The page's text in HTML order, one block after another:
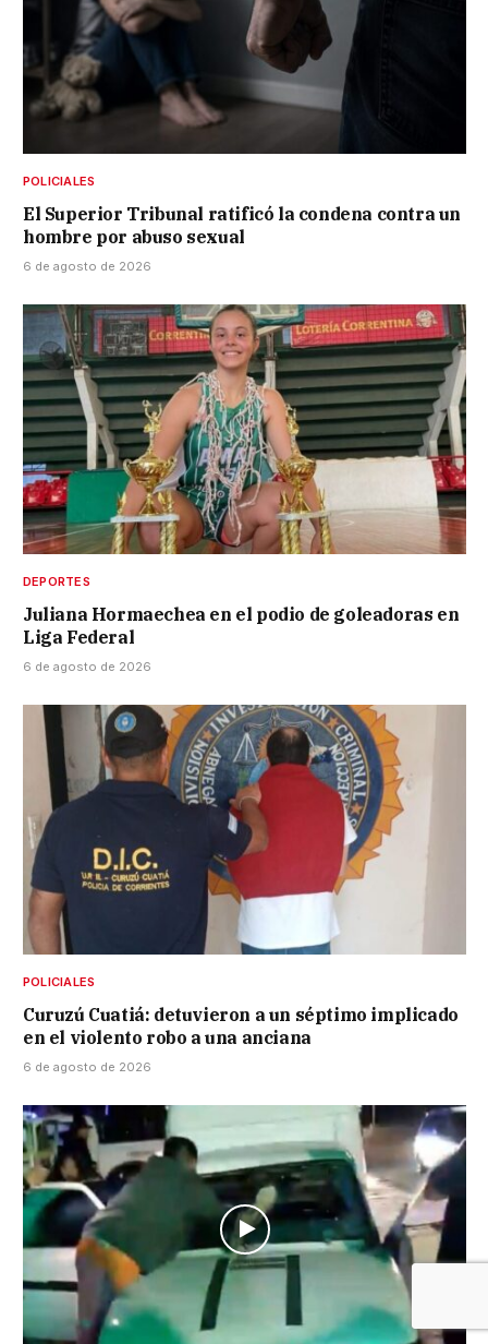
POLICIALES
El Superior Tribunal ratificó la condena contra un
hombre por abuso sexual
6 de agosto de 2026
DEPORTES
Juliana Hormaechea en el podio de goleadoras en
Liga Federal
6 de agosto de 2026
POLICIALES
Curuzú Cuatiá: detuvieron a un séptimo implicado
en el violento robo a una anciana
6 de agosto de 2026